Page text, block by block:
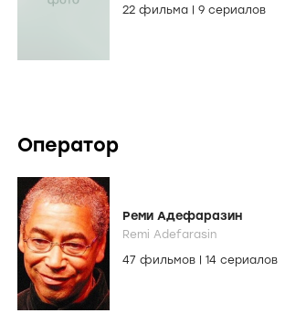
22 фильма
9 сериалов
Оператор
Реми Адефаразин
Remi Adefarasin
47 фильмов
14 сериалов